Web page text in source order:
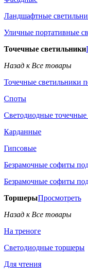
Ландшафтные
Уличные портативные
Точечные светильники
Назад к Все товары
Точечные светильники
Споты
Светодиодные точечные
Карданные
Гипсовые
Безрамочные софиты
Безрамочные софиты
ТоршерыПросмотреть
Назад к Все товары
На треноге
Светодиодные торшеры
Для чтения